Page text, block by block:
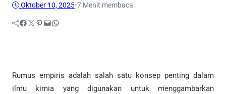
Oktober 10, 2025•7 Menit membaca
Facebook Twitter Pinterest Mail WhatsApp
Rumus empiris adalah salah satu konsep penting dalam
ilmu kimia yang digunakan untuk menggambarkan